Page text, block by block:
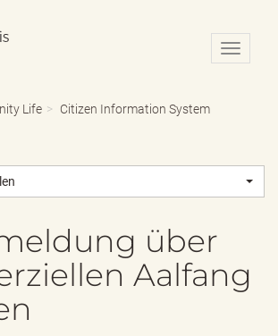
N
a
o
-
Life Citizen Information System
über
Aalfang